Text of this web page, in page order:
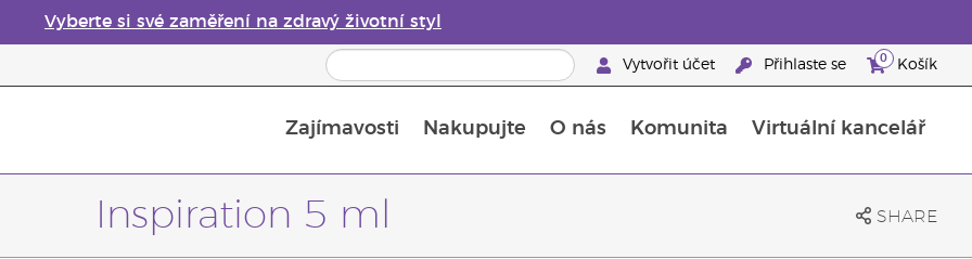
Vyberte si své zaměření na zdravý životní styl
Vytvořit účet Přihlaste se 0 Košík
Zajímavosti Nakupujte O nás Komunita Virtuální kancelář
Inspiration 5 ml SHARE